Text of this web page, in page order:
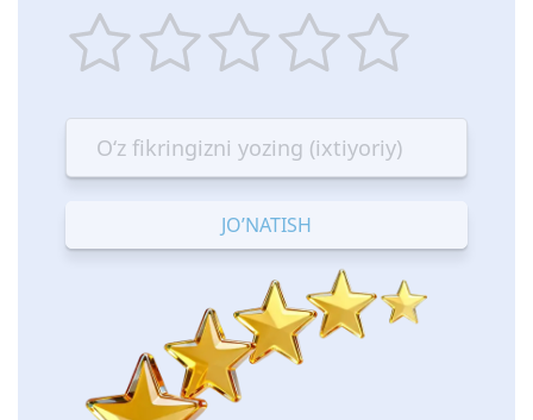
star
Terrible
stars
—
Bad
stars
—
OK
stars
—
Good
stars
—
Excellent